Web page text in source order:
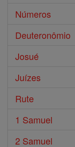
Números
Deuteronômio
Josué
Juízes
Rute
1 Samuel
2 Samuel